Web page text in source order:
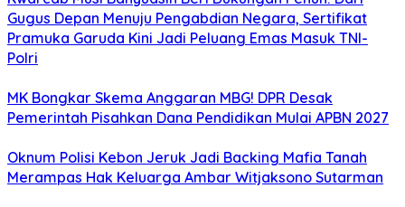
Gugus Depan Menuju Pengabdian Negara, Sertifikat
Pramuka Garuda Kini Jadi Peluang Emas Masuk TNI-
Polri
MK Bongkar Skema Anggaran MBG! DPR Desak
Pemerintah Pisahkan Dana Pendidikan Mulai APBN 2027
Oknum Polisi Kebon Jeruk Jadi Backing Mafia Tanah
Merampas Hak Keluarga Ambar Witjaksono Sutarman